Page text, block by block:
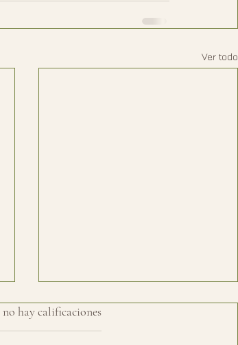
Ver todo
hay calificaciones